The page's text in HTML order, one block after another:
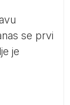
se prvi
je